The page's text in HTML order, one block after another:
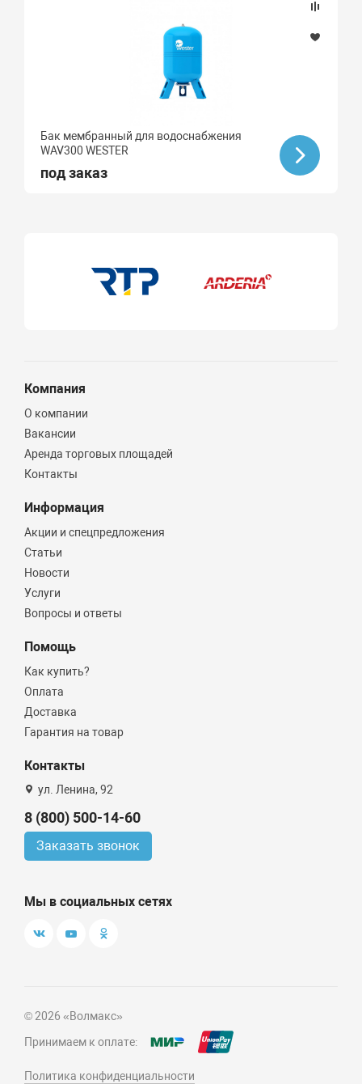
Бак мембранный для водоснабжения
WAV300 WESTER
под заказ
Компания
О компании
Вакансии
Аренда торговых площадей
Контакты
Информация
Акции и спецпредложения
Статьи
Новости
Услуги
Вопросы и ответы
Помощь
Как купить?
Оплата
Доставка
Гарантия на товар
Контакты
ул. Ленина, 92
8 (800) 500-14-60
Заказать звонок
Мы в социальных сетях
© 2026 «Волмакс»
Принимаем к оплате:
Политика конфиденциальности